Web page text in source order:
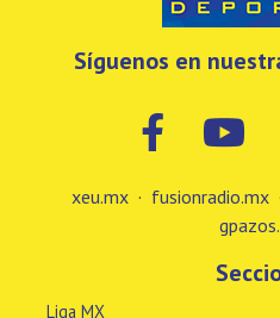
Síguenos en
xeu.mx · fusionradio.mx ·
Liga MX